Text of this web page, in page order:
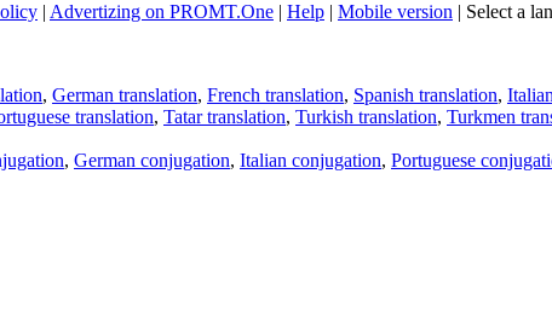
| Advertizing on PROMT.One | Help | Mobile version | Select a
, German translation, French translation, Spanish translation,
translation, Tatar translation, Turkish translation, Turkmen
, German conjugation, Italian conjugation, Portuguese